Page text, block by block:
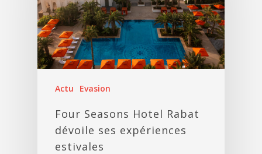
Actu Evasion
Four Seasons Hotel Rabat
dévoile ses expériences
estivales